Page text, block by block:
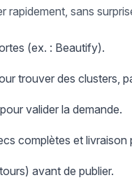
rapidement, sans
(ex. : Beautify).
trouver des clusters,
valider la demande.
complètes et livraison
avant de publier.